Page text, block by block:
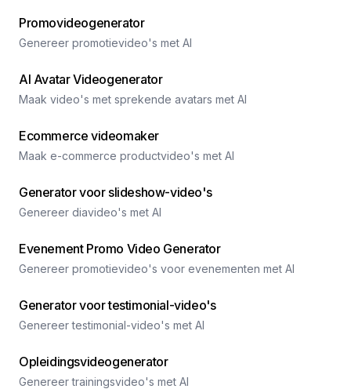
Promovideogenerator
Genereer promotievideo's met AI
AI Avatar Videogenerator
Maak video's met sprekende avatars met AI
Ecommerce videomaker
Maak e-commerce productvideo's met AI
Generator voor slideshow-video's
Genereer diavideo's met AI
Evenement Promo Video Generator
Genereer promotievideo's voor evenementen met AI
Generator voor testimonial-video's
Genereer testimonial-video's met AI
Opleidingsvideogenerator
Genereer trainingsvideo's met AI